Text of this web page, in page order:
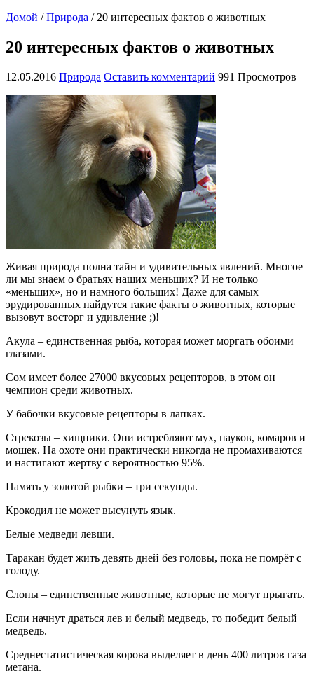
Домой / Природа / 20 интересных фактов о животных
20 интересных фактов о животных
12.05.2016 Природа Оставить комментарий 991 Просмотров
Живая природа полна тайн и удивительных явлений. Многое
ли мы знаем о братьях наших меньших? И не только
«меньших», но и намного больших! Даже для самых
эрудированных найдутся такие факты о животных, которые
вызовут восторг и удивление ;)!
Акула – единственная рыба, которая может моргать обоими
глазами.
Сом имеет более 27000 вкусовых рецепторов, в этом он
чемпион среди животных.
У бабочки вкусовые рецепторы в лапках.
Стрекозы – хищники. Они истребляют мух, пауков, комаров и
мошек. На охоте они практически никогда не промахиваются
и настигают жертву с вероятностью 95%.
Память у золотой рыбки – три секунды.
Крокодил не может высунуть язык.
Белые медведи левши.
Таракан будет жить девять дней без головы, пока не помрёт с
голоду.
Слоны – единственные животные, которые не могут прыгать.
Если начнут драться лев и белый медведь, то победит белый
медведь.
Среднестатистическая корова выделяет в день 400 литров газа
метана.